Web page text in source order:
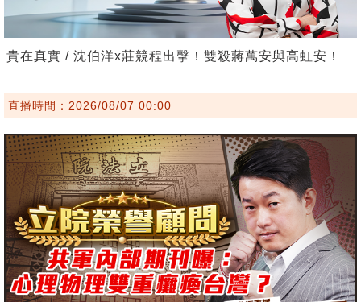
貴在真實 / 沈伯洋x莊競程出擊！雙殺蔣萬安與高虹安！
直播時間：2026/08/07 00:00